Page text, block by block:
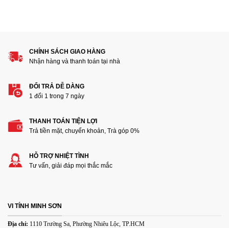
Thêm ảnh đánh giá
Các định dạng ảnh được chấp nhận: jpg,png.
Email*
CHÍNH SÁCH GIAO HÀNG
Nhận hàng và thanh toán tại nhà
ĐỔI TRẢ DỄ DÀNG
1 đổi 1 trong 7 ngày
THANH TOÁN TIỆN LỢI
Trả tiền mặt, chuyển khoản, Trà góp 0%
HỖ TRỢ NHIỆT TÌNH
Tư vấn, giải đáp mọi thắc mắc
VI TÍNH MINH SƠN
Địa chỉ: 1110 Trường Sa, Phường Nhiêu Lộc, TP.HCM